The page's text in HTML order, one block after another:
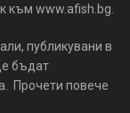
към www.afish.bg.
публикувани в
бъдат
Прочети повече